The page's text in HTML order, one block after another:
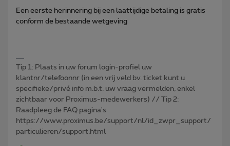
Een eerste herinnering bij een laattijdige betaling is gratis
conform de bestaande wetgeving
Tip 1: Plaats in uw forum login-profiel uw
klantnr/telefoonnr (in een vrij veld bv. ticket kunt u
specifieke/privé info m.b.t. uw vraag vermelden, enkel
zichtbaar voor Proximus-medewerkers) // Tip 2:
Raadpleeg de FAQ pagina's
https://www.proximus.be/support/nl/id_zwpr_support/
particulieren/support.html